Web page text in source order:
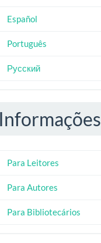
Español
Português
Русский
Informações
Para Leitores
Para Autores
Para Bibliotecários